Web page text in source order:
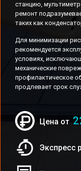
станцию,
ремонт
таких как
Для минимизации
рекомендуется
условиях,
механические
профилактическое
продлевает срок
Цена от
Экспресс